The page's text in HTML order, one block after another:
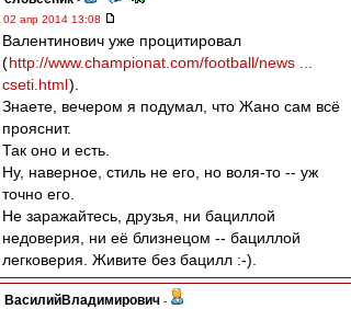
02 апр 2014 13:08
Валентинович уже процитировал
(http://www.championat.com/football/news ...
cseti.html).
Знаете, вечером я подумал, что Жано сам всё
прояснит.
Так оно и есть.
Ну, наверное, стиль не его, но воля-то -- уж
точно его.
Не заражайтесь, друзья, ни бациллой
недоверия, ни её близнецом -- бациллой
легковерия. Живите без бацилл :-).
ВасилийВладимирович -